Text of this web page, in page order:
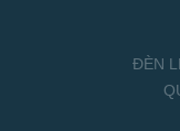
ĐÈN